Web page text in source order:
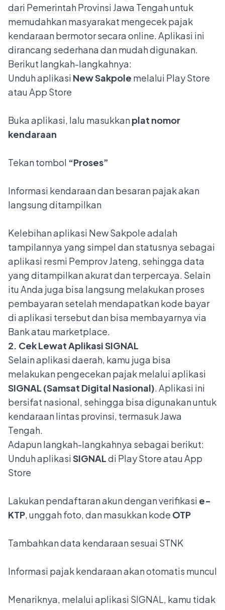
dari Pemerintah Provinsi Jawa Tengah untuk
memudahkan masyarakat mengecek pajak
kendaraan bermotor secara online. Aplikasi ini
dirancang sederhana dan mudah digunakan.
Berikut langkah-langkahnya:
Unduh aplikasi New Sakpole melalui Play Store
atau App Store
Buka aplikasi, lalu masukkanplat nomor
kendaraan
Tekan tombol “Proses”
Informasi kendaraan dan besaran pajak akan
langsung ditampilkan
Kelebihan aplikasi New Sakpole adalah
tampilannya yang simpel dan statusnya sebagai
aplikasi resmi Pemprov Jateng, sehingga data
yang ditampilkan akurat dan terpercaya. Selain
itu Anda juga bisa langsung melakukan proses
pembayaran setelah mendapatkan kode bayar
di aplikasi tersebut dan bisa membayarnya via
Bank atau marketplace.
2. Cek Lewat Aplikasi SIGNAL
Selain aplikasi daerah, kamu juga bisa
melakukan pengecekan pajak melalui aplikasi
SIGNAL (Samsat Digital Nasional). Aplikasi ini
bersifat nasional, sehingga bisa digunakan untuk
kendaraan lintas provinsi, termasuk Jawa
Tengah.
Adapun langkah-langkahnya sebagai berikut:
Unduh aplikasiSIGNALdi Play Store atau App
Store
Lakukan pendaftaran akun dengan verifikasi e-
KTP, unggah foto, dan masukkan kode OTP
Tambahkan data kendaraan sesuai STNK
Informasi pajak kendaraan akan otomatis muncul
Menariknya, melalui aplikasi SIGNAL, kamu tidak